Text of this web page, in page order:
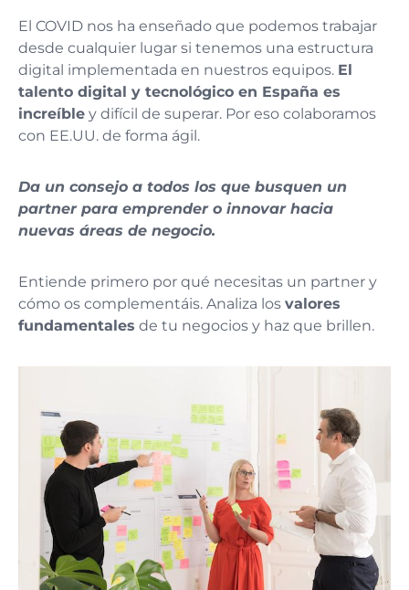
El COVID nos ha enseñado que podemos trabajar
desde cualquier lugar si tenemos una estructura
digital implementada en nuestros equipos. El
talento digital y tecnológico en España es
increíble y difícil de superar. Por eso colaboramos
con EE.UU. de forma ágil.
Da un consejo a todos los que busquen un
partner para emprender o innovar hacia
nuevas áreas de negocio.
Entiende primero por qué necesitas un partner y
cómo os complementáis. Analiza los valores
fundamentales de tu negocios y haz que brillen.